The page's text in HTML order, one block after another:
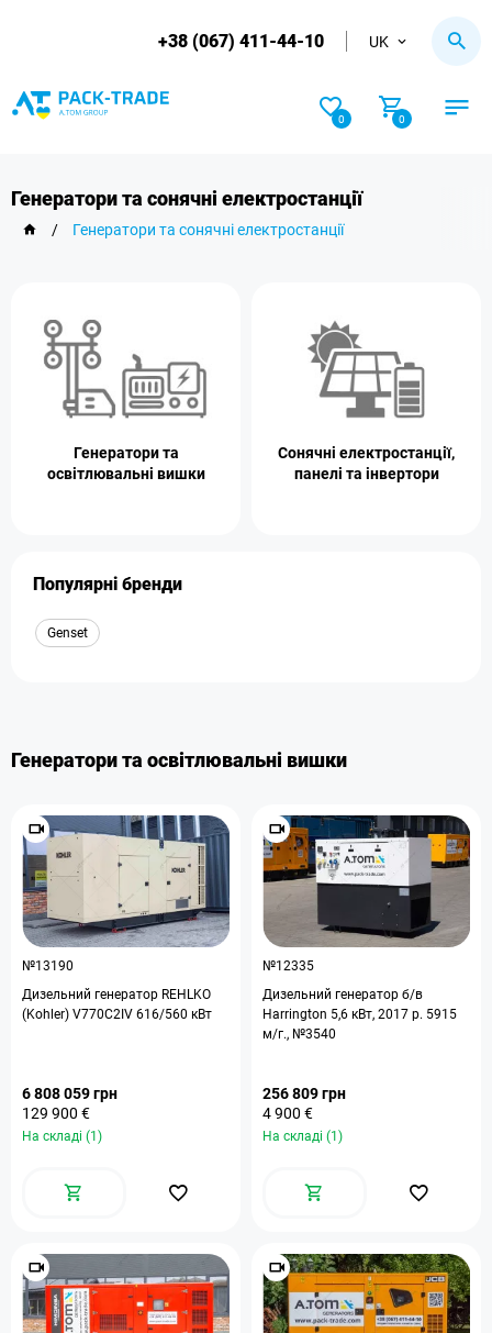
+38 (067) 411-44-10 UK
0 0
Генератори та сонячні електростанції
/ Генератори та сонячні електростанції
Генератори та
освітлювальні вишки
Сонячні електростанції,
панелі та інвертори
Популярні бренди
Genset
Генератори та освітлювальні вишки
№13190
Дизельний генератор REHLKO
(Kohler) V770C2IV 616/560 кВт
6 808 059 грн
129 900 €
На складі (1)
№12335
Дизельний генератор б/в
Harrington 5,6 кВт, 2017 р. 5915
м/г., №3540
256 809 грн
4 900 €
На складі (1)